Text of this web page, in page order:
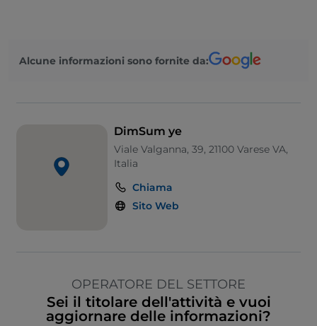
Alcune informazioni sono fornite da:
DimSum ye
Viale Valganna, 39, 21100 Varese VA,
Italia
Chiama
Sito Web
OPERATORE DEL SETTORE
Sei il titolare dell'attività e vuoi
aggiornare delle informazioni?